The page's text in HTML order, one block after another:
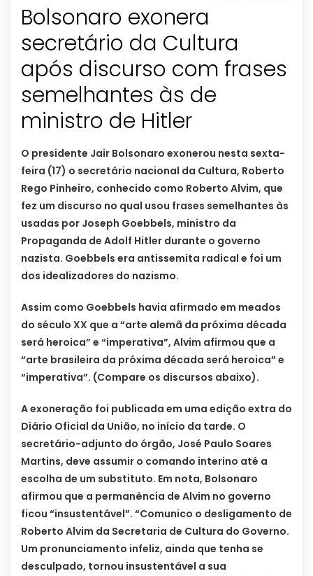
Bolsonaro exonera
secretário da Cultura
após discurso com frases
semelhantes às de
ministro de Hitler
O presidente Jair Bolsonaro exonerou nesta sexta-
feira (17) o secretário nacional da Cultura, Roberto
Rego Pinheiro, conhecido como Roberto Alvim, que
fez um discurso no qual usou frases semelhantes às
usadas por Joseph Goebbels, ministro da
Propaganda de Adolf Hitler durante o governo
nazista. Goebbels era antissemita radical e foi um
dos idealizadores do nazismo.
Assim como Goebbels havia afirmado em meados
do século XX que a “arte alemã da próxima década
será heroica” e “imperativa”, Alvim afirmou que a
“arte brasileira da próxima década será heroica” e
“imperativa”. (Compare os discursos abaixo).
A exoneração foi publicada em uma edição extra do
Diário Oficial da União, no início da tarde. O
secretário-adjunto do órgão, José Paulo Soares
Martins, deve assumir o comando interino até a
escolha de um substituto. Em nota, Bolsonaro
afirmou que a permanência de Alvim no governo
ficou “insustentável”. “Comunico o desligamento de
Roberto Alvim da Secretaria de Cultura do Governo.
Um pronunciamento infeliz, ainda que tenha se
desculpado, tornou insustentável a sua